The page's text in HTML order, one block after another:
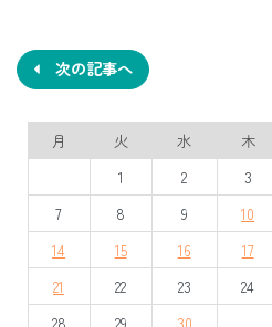
稿
ナ
ビ
ゲ
ー
シ
ョ
ン
次の記事へ
月 火 水 木
1
2 3
7
8 9 10
14
15 16 17
21
22 23 24
28
29 30